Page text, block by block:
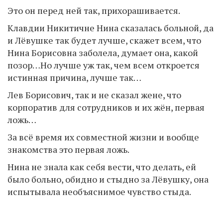
Это он перед ней так, прихорашивается.
Клавдии Никитичне Нина сказалась больной, да
и Лёвушке так будет лучше, скажет всем, что
Нина Борисовна заболела, думает она, какой
позор…Но лучше уж так, чем всем откроется
истинная причина, лучше так…
Лев Борисович, так и не сказал жене, что
корпоратив для сотрудников и их жён, первая
ложь…
За всё время их совместной жизни и вообще
знакомства это первая ложь.
Нина не знала как себя вести, что делать, ей
было больно, обидно и стыдно за Лёвушку, она
испытывала необъяснимое чувство стыда.